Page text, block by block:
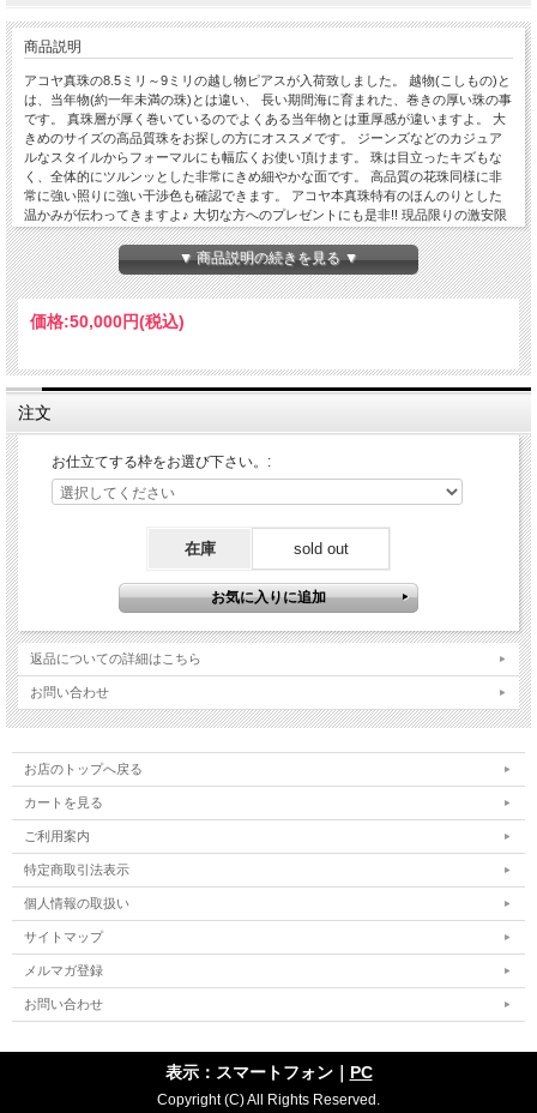
商品説明
アコヤ真珠の8.5ミリ～9ミリの越し物ピアスが入荷致しました。 越物(こしもの)と
は、当年物(約一年未満の珠)とは違い、 長い期間海に育まれた、巻きの厚い珠の事
です。 真珠層が厚く巻いているのでよくある当年物とは重厚感が違いますよ。 大
きめのサイズの高品質珠をお探しの方にオススメです。 ジーンズなどのカジュア
ルなスタイルからフォーマルにも幅広くお使い頂けます。 珠は目立ったキズもな
く、全体的にツルンッとした非常にきめ細やかな面です。 高品質の花珠同様に非
常に強い照りに強い干渉色も確認できます。 アコヤ本真珠特有のほんのりとした
温かみが伝わってきますよ♪ 大切な方へのプレゼントにも是非!! 現品限りの激安限
定販売ですのでお早めに。 ケースに入れて宅配便(送料無料)にてお届け致します。
【真珠の種類】アコヤ真珠
【真珠の色】ホワイトピンク系
【真珠の形】ラウンド
【真珠の大きさ】8.5mm-9mm
【真珠のグレード】
■巻き： 厚い★☆☆☆☆薄い(厚い)
■キズ： 少数★☆☆☆☆多い(ほぼ無し)
【金具・材質】14金ホワイトゴールド(K14WG)、18金(K18)、プラチナ
900(Pt900)、キャッチ：シリコン(K14WG/K18/Pt900)
▼ 商品説明の続きを見る ▼
価格:50,000円(税込)
注文
お仕立てする枠をお選び下さい。:
在庫 sold out
返品についての詳細はこちら
お問い合わせ
お店のトップへ戻る
カートを見る
ご利用案内
特定商取引法表示
個人情報の取扱い
サイトマップ
メルマガ登録
お問い合わせ
表示：スマートフォン｜ PC
Copyright (C) All Rights Reserved.